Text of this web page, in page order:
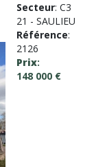
Secteur: C3
21 - SAULIEU
Référence:
2126
Prix:
148 000 €